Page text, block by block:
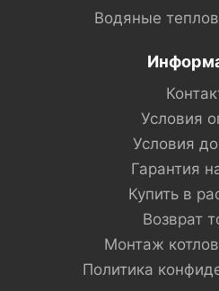
Водяные
Условия
Условия
Гарантия
Купить в
Возврат
Монтаж
Политика